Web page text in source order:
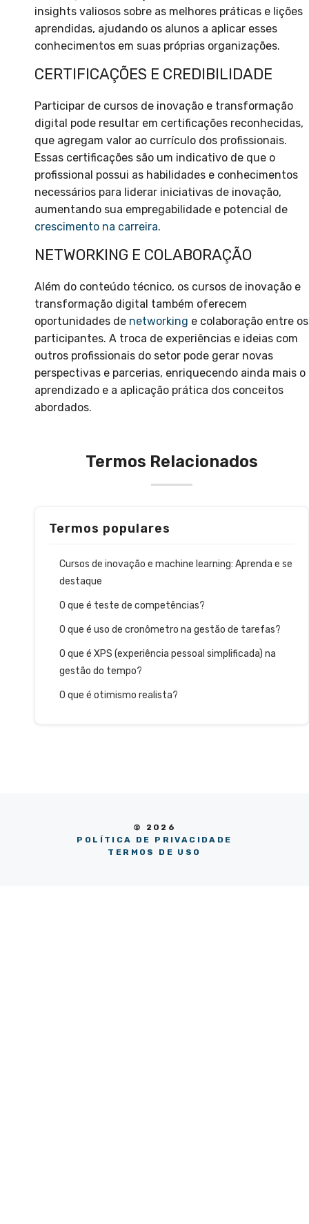
insights valiosos sobre as melhores práticas e lições
aprendidas, ajudando os alunos a aplicar esses
conhecimentos em suas próprias organizações.
CERTIFICAÇÕES E CREDIBILIDADE
Participar de cursos de inovação e transformação
digital pode resultar em certificações reconhecidas,
que agregam valor ao currículo dos profissionais.
Essas certificações são um indicativo de que o
profissional possui as habilidades e conhecimentos
necessários para liderar iniciativas de inovação,
aumentando sua empregabilidade e potencial de
crescimento na carreira.
NETWORKING E COLABORAÇÃO
Além do conteúdo técnico, os cursos de inovação e
transformação digital também oferecem
oportunidades de networking e colaboração entre os
participantes. A troca de experiências e ideias com
outros profissionais do setor pode gerar novas
perspectivas e parcerias, enriquecendo ainda mais o
aprendizado e a aplicação prática dos conceitos
abordados.
Termos Relacionados
Termos populares
Cursos de inovação e machine learning: Aprenda e se
destaque
O que é teste de competências?
O que é uso de cronômetro na gestão de tarefas?
O que é XPS (experiência pessoal simplificada) na
gestão do tempo?
O que é otimismo realista?
© 2026
POLÍTICA DE PRIVACIDADE
TERMOS DE USO